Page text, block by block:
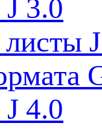
3.0
4.0